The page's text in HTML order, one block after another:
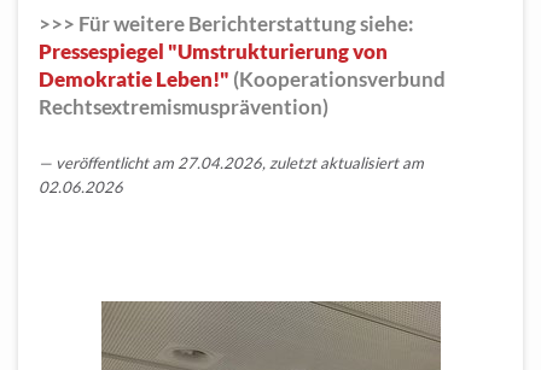
>>> Für weitere Berichterstattung siehe:
Pressespiegel "Umstrukturierung von
Demokratie Leben!" (Kooperationsverbund
Rechtsextremismusprävention)
veröffentlicht am 27.04.2026, zuletzt aktualisiert am
02.06.2026